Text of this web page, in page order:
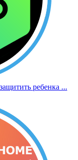
ребенка ...